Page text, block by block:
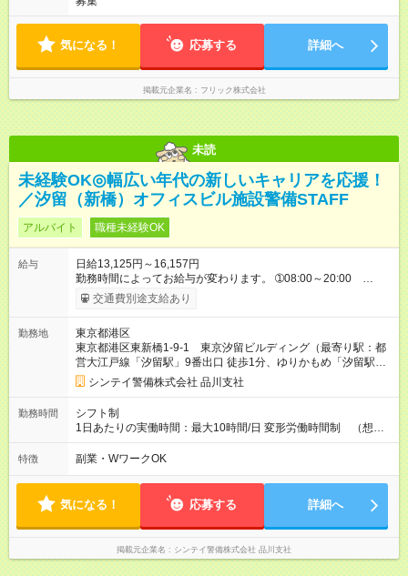
気になる！ 応募する 詳細へ
掲載元企業名 フリック株式会社
未読
未経験OK◎幅広い年代の新しいキャリアを応援！
／汐留（新橋）オフィスビル施設警備STAFF
アルバイト 職種未経験OK
給与
日給13,125円～16,157円
勤務時間によってお給与が変わります。 ➀08:00～20:00
13,125円～ ➁20:00～08:00 14,688円～ ※他時間帯のお仕事も
ございます。 ※別途資格手当がございます。 例：自衛消防技
級救命講習修了 250円/日 など 【試用期間】試用期間あり 試
用期間の長さ：2週間 雇用形態、給与は本採用時と同じです。
交通費別途支給あり
勤務地
東京都港区
東京都港区東新橋1-9-1 東京汐留ビルディング（最寄り駅：都
営大江戸線「汐留駅」9番出口 徒歩1分、ゆりかもめ「汐留駅」
東出口 徒歩1分、JR「新橋駅」汐留口 徒歩7分）
シンテイ警備株式会社 品川支社
勤務時間
シフト制
1日あたりの実働時間：最大10時間/日 変形労働時間制 （想定
労働時間 170時間/月） 【シフト例】 ➀08:00～20:00（休憩時
間120分） ➁20:00～08:00（休憩時間120分）
特徴 副業・WワークOK
気になる！ 応募する 詳細へ
掲載元企業名 シンテイ警備株式会社 品川支社